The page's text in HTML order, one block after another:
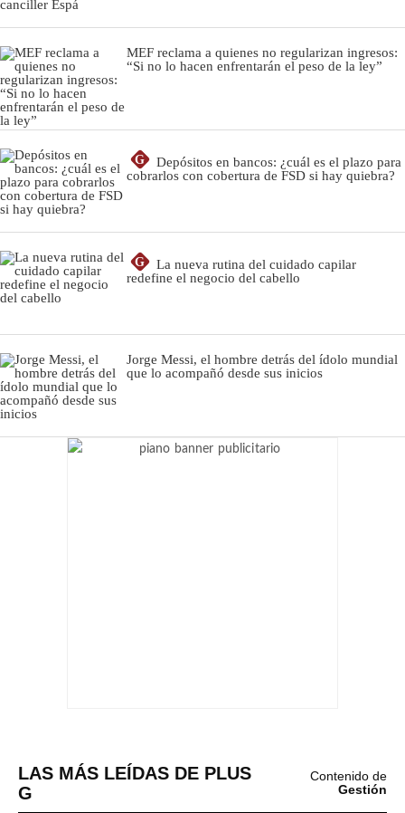
MEF reclama a quienes no regularizan ingresos:
“Si no lo hacen enfrentarán el peso de la ley”
G
Depósitos en bancos: ¿cuál es el plazo para
cobrarlos con cobertura de FSD si hay quiebra?
G
La nueva rutina del cuidado capilar
redefine el negocio del cabello
Jorge Messi, el hombre detrás del ídolo mundial
que lo acompañó desde sus inicios
LAS MÁS LEÍDAS DE PLUS
G
Contenido de
Gestión